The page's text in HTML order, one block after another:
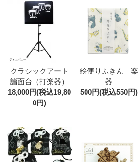
クラシックアート
譜面台（打楽器）
18,000円(税込19,80
0円)
絵便りふきん 楽
器
500円(税込550円)